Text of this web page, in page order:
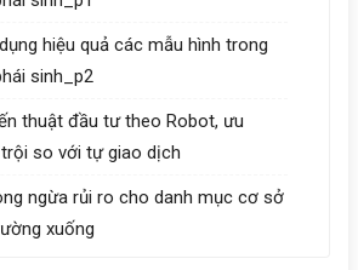
hiệu quả các mẫu hình trong
sinh_p2
thuật đầu tư theo Robot, ưu
so với tự giao dịch
ngừa rủi ro cho danh mục cơ sở
xuống